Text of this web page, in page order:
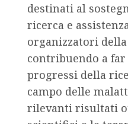
destinati al
ricerca e
organizzatori
contribuendo a far
progressi della
campo delle
rilevanti risultati